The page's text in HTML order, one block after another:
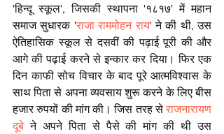
'हिन्दू स्कूल', जिसकी स्थापना '१८१७' में महान
समाज सुधारक 'राजा राममोहन राय' ने की थी, उस
ऐतिहासिक स्कूल से दसवीं की पढ़ाई पूरी की और
आगे की पढ़ाई करने से इन्कार कर दिया। फिर एक
दिन काफी सोच विचार के बाद पूरे आत्मविश्वास के
साथ पिता से अपना व्यवसाय शुरू करने के लिए बीस
हजार रुपयों की मांग की। जिस तरह से राजनारायण
दूबे ने अपने पिता से पैसे की मांग की थी उस